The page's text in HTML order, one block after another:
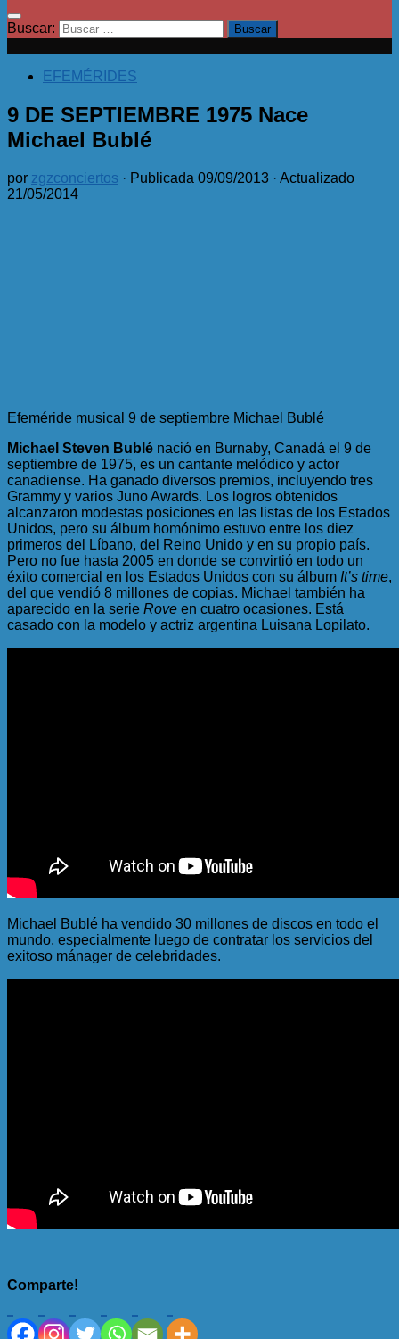
Buscar:
EFEMÉRIDES
9 DE SEPTIEMBRE 1975 Nace
Michael Bublé
por zgzconciertos · Publicada 09/09/2013 · Actualizado
21/05/2014
Efeméride musical 9 de septiembre Michael Bublé
Michael Steven Bublé nació en Burnaby, Canadá el 9 de
septiembre de 1975, es un cantante melódico y actor
canadiense. Ha ganado diversos premios, incluyendo tres
Grammy y varios Juno Awards. Los logros obtenidos
alcanzaron modestas posiciones en las listas de los Estados
Unidos, pero su álbum homónimo estuvo entre los diez
primeros del Líbano, del Reino Unido y en su propio país.
Pero no fue hasta 2005 en donde se convirtió en todo un
éxito comercial en los Estados Unidos con su álbum It’s time,
del que vendió 8 millones de copias. Michael también ha
aparecido en la serie Rove en cuatro ocasiones. Está
casado con la modelo y actriz argentina Luisana Lopilato.
Michael Bublé ha vendido 30 millones de discos en todo el
mundo, especialmente luego de contratar los servicios del
exitoso mánager de celebridades.
Comparte!